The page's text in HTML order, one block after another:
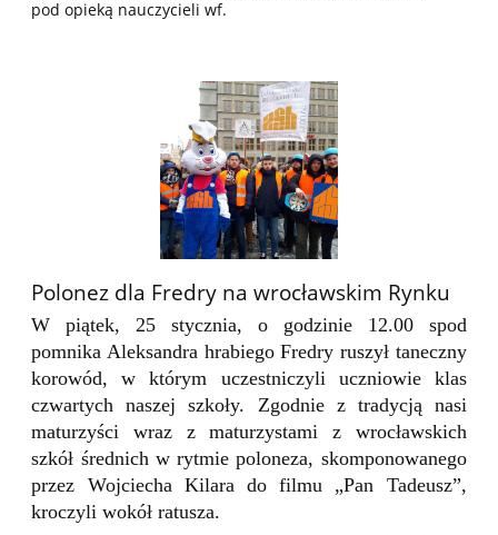
pod opieką nauczycieli wf.
Polonez dla Fredry na wrocławskim Rynku
W piątek, 25 stycznia, o godzinie 12.00 spod
pomnika Aleksandra hrabiego Fredry ruszył taneczny
korowód,w którym uczestniczyli uczniowie klas
czwartych naszej szkoły. Zgodnie z tradycją nasi
maturzyści wraz z maturzystami z wrocławskich
szkół średnich w rytmie poloneza, skomponowanego
przez Wojciecha Kilara do filmu „Pan Tadeusz”,
kroczyli wokół ratusza.